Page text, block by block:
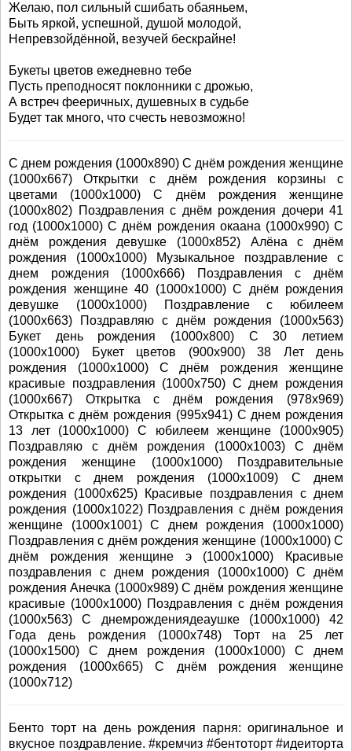
Желаю, пол сильный сшибать обаяньем,
Быть яркой, успешной, душой молодой,
Непревзойдённой, везучей бескрайне!
Букеты цветов ежедневно тебе
Пусть преподносят поклонники с дрожью,
А встреч фееричных, душевных в судьбе
Будет так много, что счесть невозможно!
С днем рождения (1000x890) С днём рождения женщине
(1000x667) Открытки с днём рождения корзины с
цветами (1000x1000) С днём рождения женщине
(1000x802) Поздравления с днём рождения дочери 41
год (1000x1000) С днём рождения окаана (1000x990) С
днём рождения девушке (1000x852) Алёна с днём
рождения (1000x1000) Музыкальное поздравление с
днем рождения (1000x666) Поздравления с днём
рождения женщине 40 (1000x1000) С днём рождения
девушке (1000x1000) Поздравление с юбилеем
(1000x663) Поздравляю с днём рождения (1000x563)
Букет день рождения (1000x800) С 30 летием
(1000x1000) Букет цветов (900x900) 38 Лет день
рождения (1000x1000) С днём рождения женщине
красивые поздравления (1000x750) С днем рождения
(1000x667) Открытка с днём рождения (978x969)
Открытка с днём рождения (995x941) С днем рождения
13 лет (1000x1000) С юбилеем женщине (1000x905)
Поздравляю с днём рождения (1000x1003) С днём
рождения женщине (1000x1000) Поздравительные
открытки с днем рождения (1000x1009) С днем
рождения (1000x625) Красивые поздравления с днем
рождения (1000x1022) Поздравления с днём рождения
женщине (1000x1001) С днем рождения (1000x1000)
Поздравления с днём рождения женщине (1000x1000) С
днём рождения женщине э (1000x1000) Красивые
поздравления с днем рождения (1000x1000) С днём
рождения Анечка (1000x989) С днём рождения женщине
красивые (1000x1000) Поздравления с днём рождения
(1000x563) С днемрождениядеаушке (1000x1000) 42
Года день рождения (1000x748) Торт на 25 лет
(1000x1500) С днем рождения (1000x1000) С днем
рождения (1000x665) С днём рождения женщине
(1000x712)
Бенто торт на день рождения парня: оригинальное и
вкусное поздравление. #кремчиз #бентоторт #идеиторта